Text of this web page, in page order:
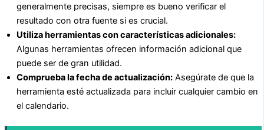
generalmente precisas, siempre es bueno verificar el
resultado con otra fuente si es crucial.
Utiliza herramientas con características adicionales:
Algunas herramientas ofrecen información adicional que
puede ser de gran utilidad.
Comprueba la fecha de actualización: Asegúrate de que la
herramienta esté actualizada para incluir cualquier cambio en
el calendario.